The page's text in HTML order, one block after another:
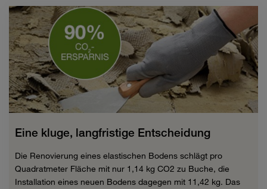
Eine kluge, langfristige Entscheidung
Die Renovierung eines elastischen Bodens schlägt pro
Quadratmeter Fläche mit nur 1,14 kg CO2 zu Buche, die
Installation eines neuen Bodens dagegen mit 11,42 kg. Das